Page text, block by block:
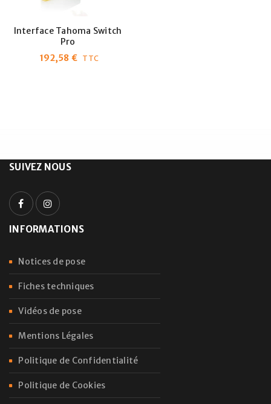
Interface Tahoma Switch
Pro
192,58 € TTC
SUIVEZ NOUS
INFORMATIONS
Notices de pose
Fiches techniques
Vidéos de pose
Mentions Légales
Politique de Confidentialité
Politique de Cookies